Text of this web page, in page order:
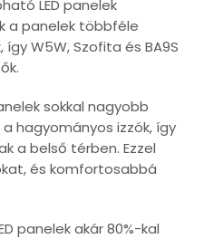
LED panelek
a panelek többféle
W5W, Szofita és BA9S
sokkal nagyobb
hagyományos izzók, így
a belső térben. Ezzel
és komfortosabbá
panelek akár 80%-kal